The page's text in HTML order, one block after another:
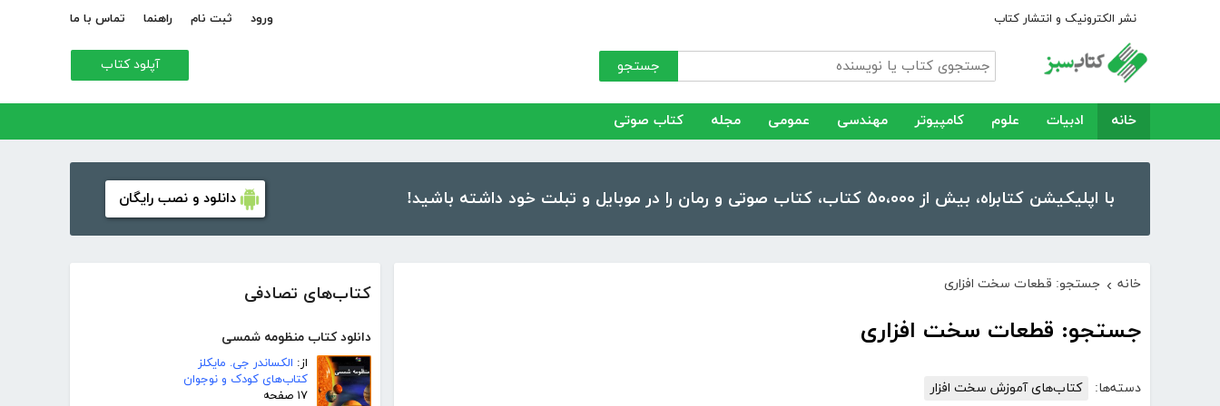
نشر الکترونیک و انتشار کتاب ورود ثبت نام راهنما تماس با ما
جستجو آپلود کتاب
خانه ادبیات علوم کامپیوتر مهندسی عمومی مجله کتاب صوتی
با اپلیکیشن کتابراه، بیش از ۵۰،۰۰۰ کتاب، کتاب صوتی و رمان را در موبایل و تبلت خود داشته باشید! دانلود و نصب رایگان
کتاب‌های تصادفی
دانلود کتاب منظومه شمسی
از: الکساندر جی. مایکلز
کتاب‌های کودک و نوجوان
۱۷ صفحه
خانه › جستجو: قطعات سخت افزاری
جستجو: قطعات سخت افزاری
دسته‌ها: کتاب‌های آموزش سخت افزار